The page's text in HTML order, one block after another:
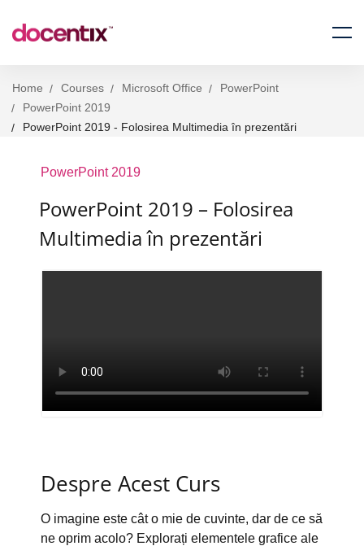
Home Courses Microsoft Office
PowerPoint
PowerPoint 2019
PowerPoint 2019 - Folosirea Multimedia în prezentări
PowerPoint 2019
PowerPoint 2019 – Folosirea
Multimedia în prezentări
Despre Acest Curs
O imagine este cât o mie de cuvinte, dar de ce să
ne oprim acolo? Explorați elementele grafice ale